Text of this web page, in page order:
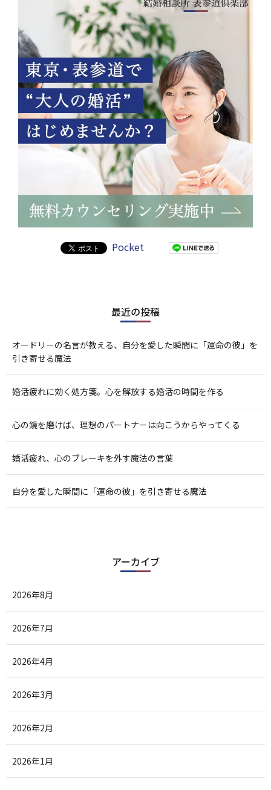
Pocket
最近の投稿
オードリーの名言が教える、自分を愛した瞬間に「運命の彼」を
引き寄せる魔法
婚活疲れに効く処方箋。心を解放する婚活の時間を作る
心の鏡を磨けば、理想のパートナーは向こうからやってくる
婚活疲れ、心のブレーキを外す魔法の言葉
自分を愛した瞬間に「運命の彼」を引き寄せる魔法
アーカイブ
2026年8月
2026年7月
2026年4月
2026年3月
2026年2月
2026年1月